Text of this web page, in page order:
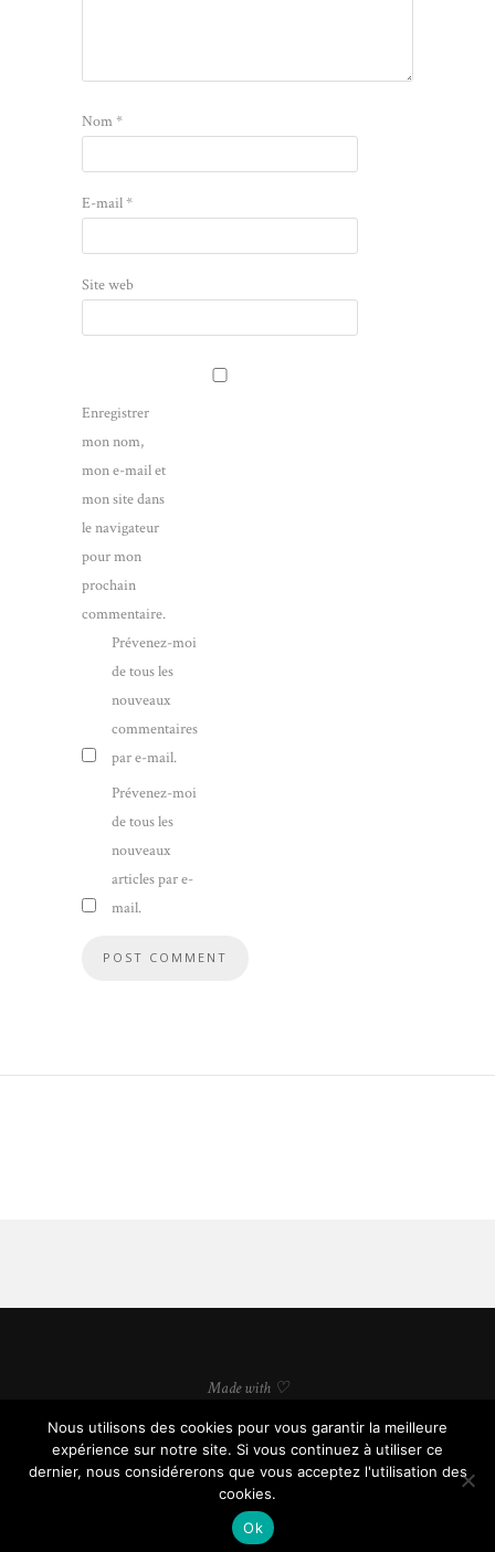
Nom*
E-mail*
Site web
Enregistrer
mon nom,
mon e-mail et
mon site dans
le navigateur
pour mon
prochain
commentaire.
Prévenez-moi
de tous les
nouveaux
commentaires
par e-mail.
Prévenez-moi
de tous les
nouveaux
articles par e-
mail.
Made with ♡
© soyonsfutiles.com, tous droits réservés.
Nous utilisons des cookies pour vous garantir la meilleure
expérience sur notre site. Si vous continuez à utiliser ce
dernier, nous considérerons que vous acceptez l'utilisation des
cookies.
Ok